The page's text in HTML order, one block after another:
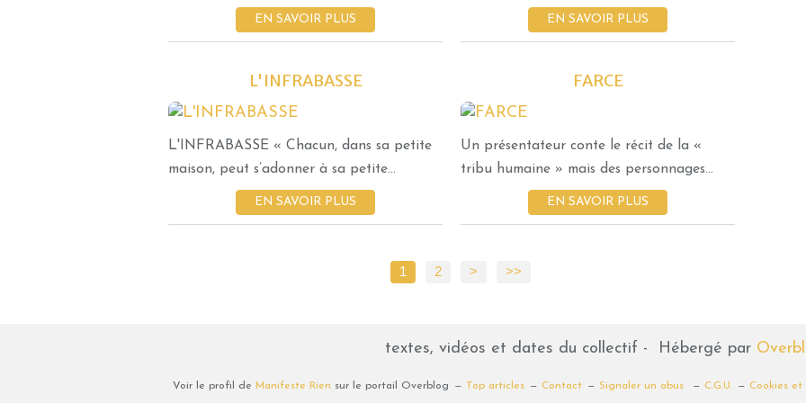
EN SAVOIR PLUS EN SAVOIR PLUS
L'INFRABASSE
L'INFRABASSE « Chacun, dans sa petite
maison, peut s’adonner à sa petite...
EN SAVOIR PLUS
FARCE
Un présentateur conte le récit de la «
tribu humaine » mais des personnages...
EN SAVOIR PLUS
1 2 > >>
textes, vidéos et dates du collectif - Hébergé par
Voir le profil de Manifeste Rien sur le portail Overblog Top articles Contact Signaler un abus C.G.U. Cookies et